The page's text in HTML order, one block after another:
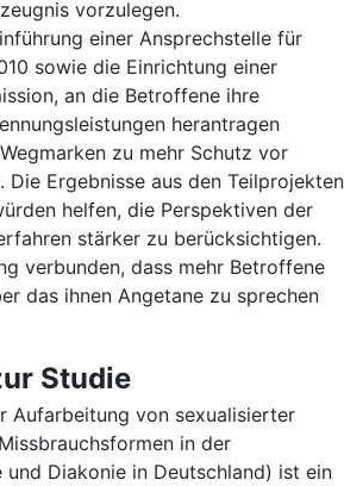
vorzulegen.
einer Ansprechstelle für
sowie die Einrichtung einer
an die Betroffene ihre
herantragen
zu mehr Schutz vor
Die Ergebnisse aus den Teilprojekten
helfen, die Perspektiven der
stärker zu berücksichtigen.
verbunden, dass mehr Betroffene
das ihnen Angetane zu sprechen
Studie
Aufarbeitung von sexualisierter
in der
und Diakonie in Deutschland) ist ein